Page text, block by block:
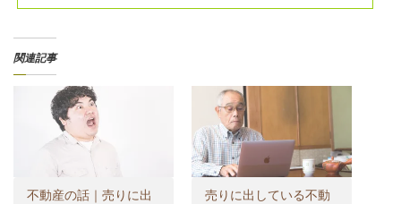
関連記事
不動産の話｜売りに出
売りに出している不動